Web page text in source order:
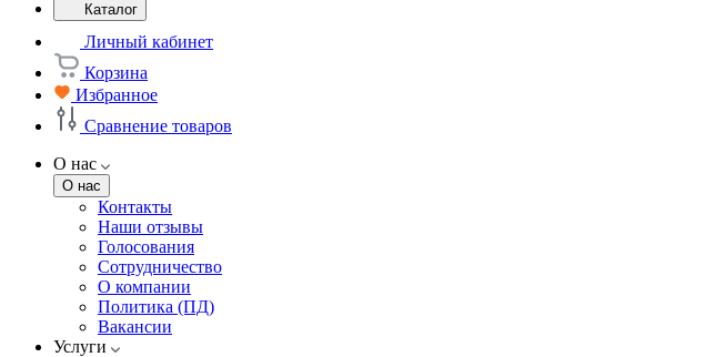
Каталог
Личный кабинет
Корзина
Избранное
Сравнение товаров
О нас
О нас
Контакты
Наши отзывы
Голосования
Сотрудничество
О компании
Политика (ПД)
Вакансии
Услуги